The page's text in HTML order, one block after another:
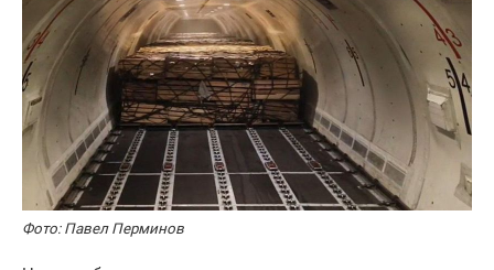
Фото: Павел Перминов